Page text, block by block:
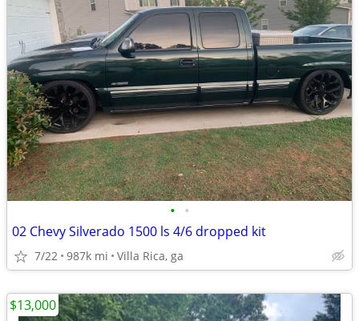
• •
02 Chevy Silverado 1500 ls 4/6 dropped kit
7/22 987k mi Villa Rica, ga
$13,000